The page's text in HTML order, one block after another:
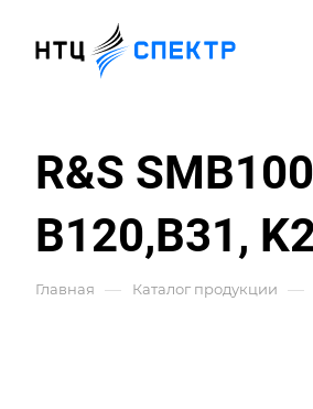
R&S
B120,B31,
Главная — Каталог продукции —